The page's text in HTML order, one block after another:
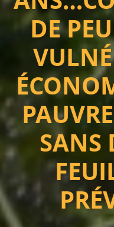
DE
SANS